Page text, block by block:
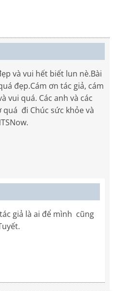
và vui hết biết lun nè.Bài
đẹp.Cám ơn tác giả, cám
vui quá. Các anh và các
quá đi Chúc sức khỏe và
giả là ai để mình cũng